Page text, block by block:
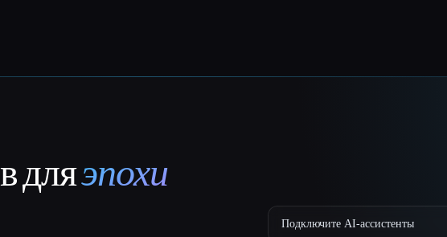
дляэпохи
Подключите AI-ассистенты